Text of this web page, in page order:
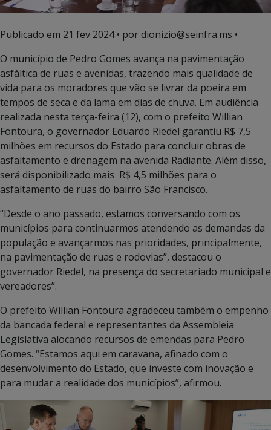
Publicado em 21 fev 2024• por dionizio@seinfra.ms •
O município de Pedro Gomes avança na pavimentação
asfáltica de ruas e avenidas, trazendo mais qualidade de
vida para os moradores que vão se livrar da poeira em
tempos de seca e da lama em dias de chuva. Em audiência
realizada nesta terça-feira (12), com o prefeito Willian
Fontoura, o governador Eduardo Riedel garantiu R$ 7,5
milhões em recursos do Estado para concluir obras de
asfaltamento e drenagem na avenida Radiante. Além disso,
será disponibilizado mais R$ 4,5 milhões para o
asfaltamento de ruas do bairro São Francisco.
“Desde o ano passado, estamos conversando com os
municípios para continuarmos atendendo as demandas da
população e avançarmos nas prioridades, principalmente,
na pavimentação de ruas e rodovias”, destacou o
governador Riedel, na presença do secretariado municipal e
vereadores”.
O prefeito Willian Fontoura agradeceu também o empenho
da bancada federal e representantes da Assembleia
Legislativa alocando recursos de emendas para Pedro
Gomes. “Estamos aqui em caravana, afinado com o
desenvolvimento do Estado, que investe com inovação e
para mudar a realidade dos municípios”, afirmou.